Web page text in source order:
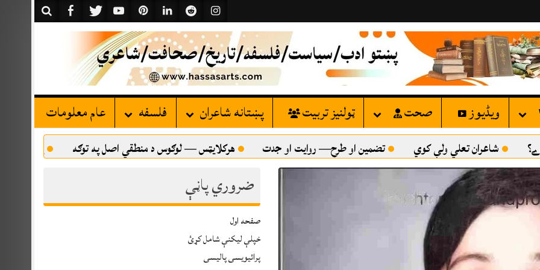
ویڈیوز صحت ټولنيز تربيت پښتانه شاعران فلسفه عام معلومات
تعلي ولې کوي تضمين او طرح— روايت او جدت هرکلایټس — لوګوس د منطقي اصل په توګه پښتني کلتور او
ضروري پاڼې
صفحه اول
خپلې ليکنې شامل کړئ
پرائیویسی پالیسی